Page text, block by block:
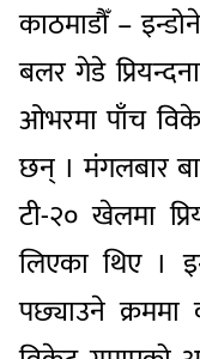
काठमाडौँ –
बलर गेडे
ओभरमा पाँच
छन् । मंगलबार
टी-२० खेलमा
लिएका थिए ।
पछ्याउने क्रममा